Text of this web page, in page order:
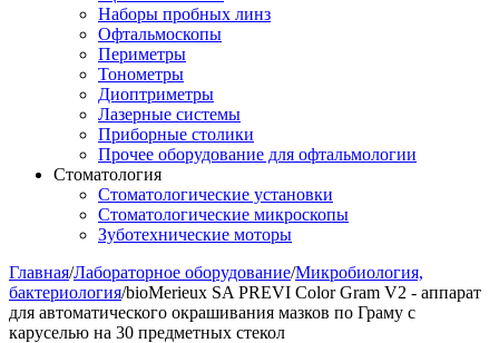
Наборы пробных линз
Офтальмоскопы
Периметры
Тонометры
Диоптриметры
Лазерные системы
Приборные столики
Прочее оборудование для офтальмологии
Стоматология
Стоматологические установки
Стоматологические микроскопы
Зуботехнические моторы
Главная/Лабораторное оборудование/Микробиология,
бактериология/bioMerieux SA PREVI Color Gram V2 - аппарат
для автоматического окрашивания мазков по Граму c
каруселью на 30 предметных стекол